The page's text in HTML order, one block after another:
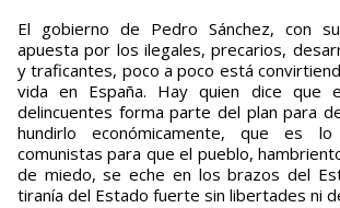
El gobierno de Pedro Sánchez, con
apuesta por los ilegales, precarios,
y traficantes, poco a poco está
vida en España. Hay quien dice que
delincuentes forma parte del plan para
hundirlo económicamente, que es
comunistas para que el pueblo,
de miedo, se eche en los brazos del
tiranía del Estado fuerte sin libertades ni